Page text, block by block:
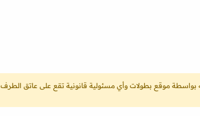
بواسطة موقع بطولات وأي مسئولية قانونية تقع على عاتق الطرف